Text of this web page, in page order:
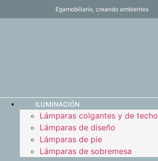
Egamobiliario, creando ambientes
ILUMINACIÓN
Lámparas colgantes y de techo
Lámparas de diseño
Lámparas de pie
Lámparas de sobremesa